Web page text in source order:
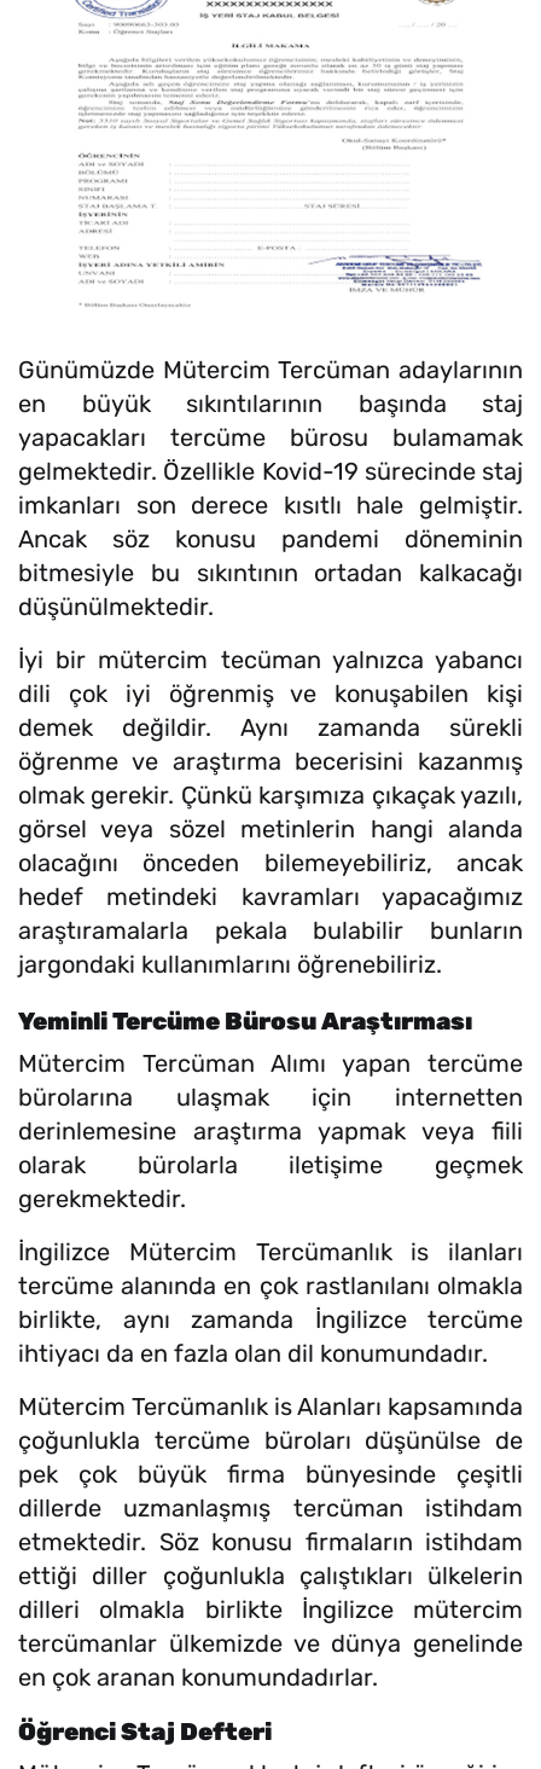
Günümüzde Mütercim Tercüman adaylarının
en büyük sıkıntılarının başında staj
yapacakları tercüme bürosu bulamamak
gelmektedir. Özellikle Kovid-19 sürecinde staj
imkanları son derece kısıtlı hale gelmiştir.
Ancak söz konusu pandemi döneminin
bitmesiyle bu sıkıntının ortadan kalkacağı
düşünülmektedir.
İyi bir mütercim tecüman yalnızca yabancı
dili çok iyi öğrenmiş ve konuşabilen kişi
demek değildir. Aynı zamanda sürekli
öğrenme ve araştırma becerisini kazanmış
olmak gerekir. Çünkü karşımıza çıkaçak yazılı,
görsel veya sözel metinlerin hangi alanda
olacağını önceden bilemeyebiliriz, ancak
hedef metindeki kavramları yapacağımız
araştıramalarla pekala bulabilir bunların
jargondaki kullanımlarını öğrenebiliriz.
Yeminli Tercüme Bürosu Araştırması
Mütercim Tercüman Alımı yapan tercüme
bürolarına ulaşmak için internetten
derinlemesine araştırma yapmak veya fiili
olarak bürolarla iletişime geçmek
gerekmektedir.
İngilizce Mütercim Tercümanlık is ilanları
tercüme alanında en çok rastlanılanı olmakla
birlikte, aynı zamanda İngilizce tercüme
ihtiyacı da en fazla olan dil konumundadır.
Mütercim Tercümanlık is Alanları kapsamında
çoğunlukla tercüme büroları düşünülse de
pek çok büyük firma bünyesinde çeşitli
dillerde uzmanlaşmış tercüman istihdam
etmektedir. Söz konusu firmaların istihdam
ettiği diller çoğunlukla çalıştıkları ülkelerin
dilleri olmakla birlikte İngilizce mütercim
tercümanlar ülkemizde ve dünya genelinde
en çok aranan konumundadırlar.
Öğrenci Staj Defteri